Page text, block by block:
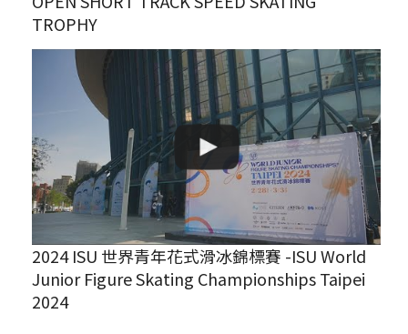
TROPHY
2024 ISU 世界青年花式滑冰錦標賽 -ISU World
Junior Figure Skating Championships Taipei
2024